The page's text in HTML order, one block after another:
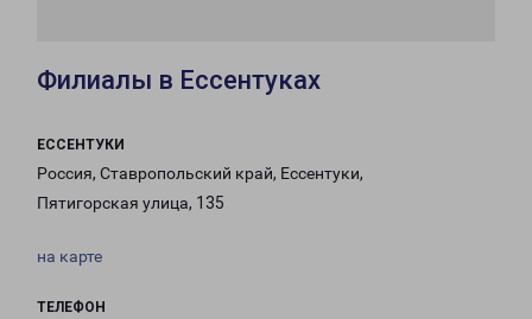
Филиалы в Ессентуках
ЕССЕНТУКИ
Россия, Ставропольский край, Ессентуки,
Пятигорская улица, 135
на карте
ТЕЛЕФОН